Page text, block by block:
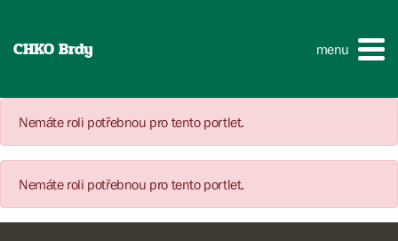
CHKO Brdy menu
Nemáte roli potřebnou pro tento portlet.
Nemáte roli potřebnou pro tento portlet.